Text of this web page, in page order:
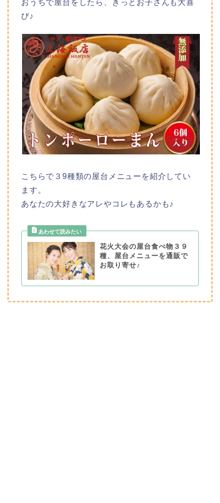
おうちで屋台をしたら、きっとお子さんも大喜
び♪
こちらで３9種類の屋台メニューを紹介してい
ます。
あなたの大好きなアレやコレもあるかも♪
花火大会の屋台食べ物３９
種、屋台メニューを通販で
お取り寄せ♪